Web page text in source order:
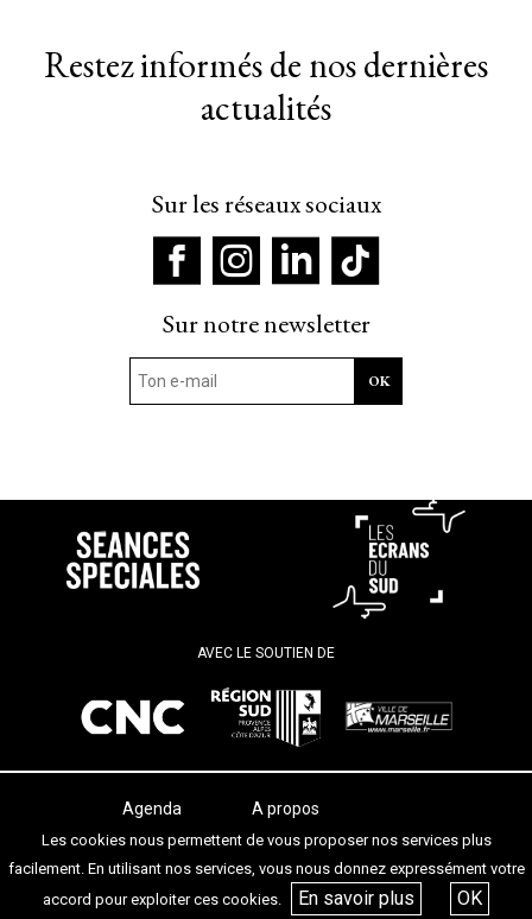
Restez informés de nos dernières
actualités
Sur les réseaux sociaux
Sur notre newsletter
AVEC LE SOUTIEN DE
Agenda
Les salles
Les festivals
A propos
Termes et conditions
Les cookies nous permettent de vous proposer nos services plus
facilement. En utilisant nos services, vous nous donnez expressément votre
accord pour exploiter ces cookies.
En savoir plus OK